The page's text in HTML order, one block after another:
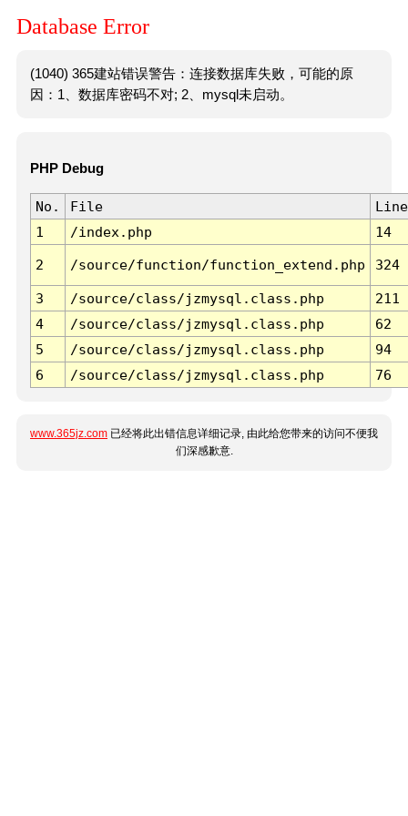
Database Error
(1040) 365建站错误警告：连接数据库失败，可能的原
因：1、数据库密码不对; 2、mysql未启动。
PHP Debug
No. File
Line
1
/index.php 14
2 /source/function/function_extend.php 324
3 /source/class/jzmysql.class.php
211
4
/source/class/jzmysql.class.php
62
5
/source/class/jzmysql.class.php
94
6
/source/class/jzmysql.class.php 76
www.365jz.com 已经将此出错信息详细记录, 由此给您带来的访问不便我
们深感歉意.